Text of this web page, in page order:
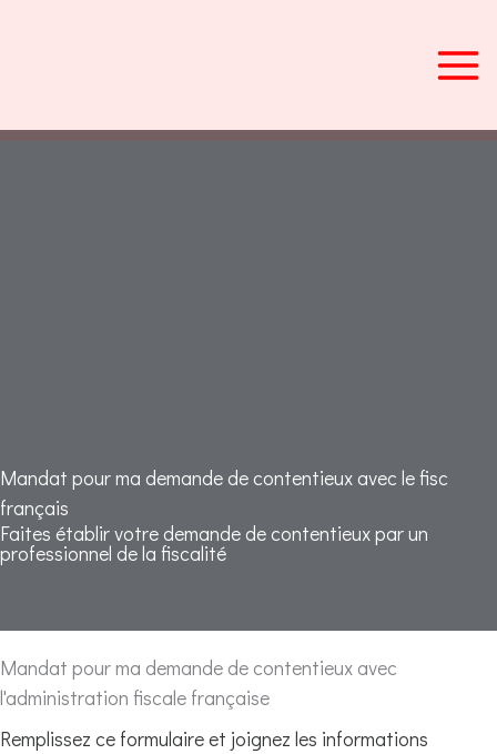
Mandat pour ma demande de contentieux avec le fisc
français
Faites établir votre demande de contentieux par un
professionnel de la fiscalité
Mandat pour ma demande de contentieux avec
l'administration fiscale française
Remplissez ce formulaire et joignez les informations